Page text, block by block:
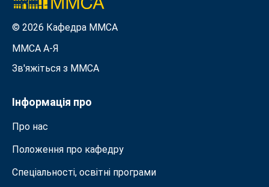
© 2026 Кафедра ММСА
ММСА A-Я
Зв'яжіться з MMСА
Інформація про
Про нас
Положення про кафедру
Спеціальності, освітні програми